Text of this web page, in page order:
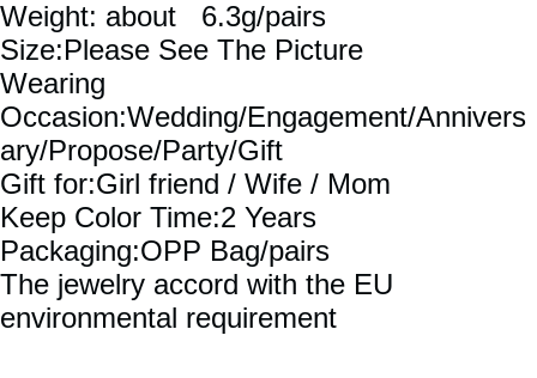
Weight: about 6.3g/pairs
Size:Please See The Picture
Wearing
Occasion:Wedding/Engagement/Annivers
ary/Propose/Party/Gift
Gift for:Girl friend / Wife / Mom
Keep Color Time:2 Years
Packaging:OPP Bag/pairs
The jewelry accord with the EU
environmental requirement